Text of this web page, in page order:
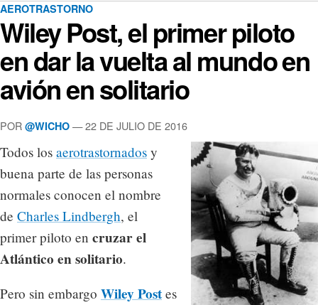
AEROTRASTORNO
Wiley Post, el primer piloto
en dar la vuelta al mundo en
avión en solitario
POR @WICHO — 22 DE JULIO DE 2016
Todos los aerotrastornados y
buena parte de las personas
normales conocen el nombre
de Charles Lindbergh, el
primer piloto en cruzar el
Atlántico en solitario.
Pero sin embargo Wiley Post es